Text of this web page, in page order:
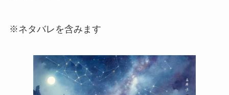
※ネタバレを含みます